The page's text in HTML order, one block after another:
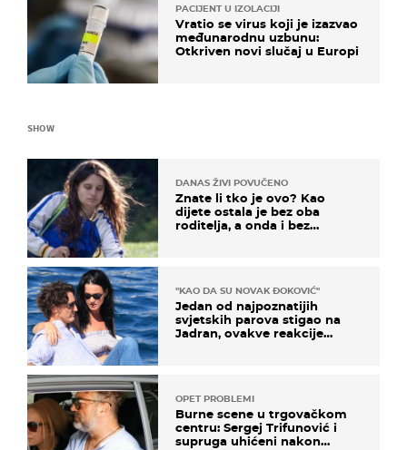
PACIJENT U IZOLACIJI
Vratio se virus koji je izazvao
međunarodnu uzbunu:
Otkriven novi slučaj u Europi
SHOW
DANAS ŽIVI POVUČENO
Znate li tko je ovo? Kao
dijete ostala je bez oba
roditelja, a onda i bez
"KAO DA SU NOVAK ĐOKOVIĆ"
Jedan od najpoznatijih
svjetskih parova stigao na
Jadran, ovakve reakcije
OPET PROBLEMI
Burne scene u trgovačkom
centru: Sergej Trifunović i
supruga uhićeni nakon